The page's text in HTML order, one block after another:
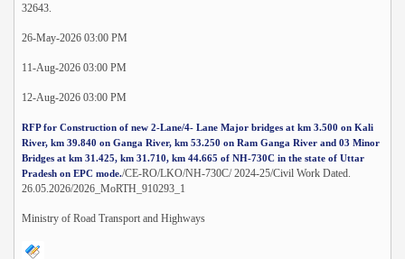
32643.
26-May-2026 03:00 PM
11-Aug-2026 03:00 PM
12-Aug-2026 03:00 PM
RFP for Construction of new 2-Lane/4- Lane Major bridges at km 3.500 on Kali
River, km 39.840 on Ganga River, km 53.250 on Ram Ganga River and 03 Minor
Bridges at km 31.425, km 31.710, km 44.665 of NH-730C in the state of Uttar
Pradesh on EPC mode./CE-RO/LKO/NH-730C/ 2024-25/Civil Work Dated.
26.05.2026/2026_MoRTH_910293_1
Ministry of Road Transport and Highways